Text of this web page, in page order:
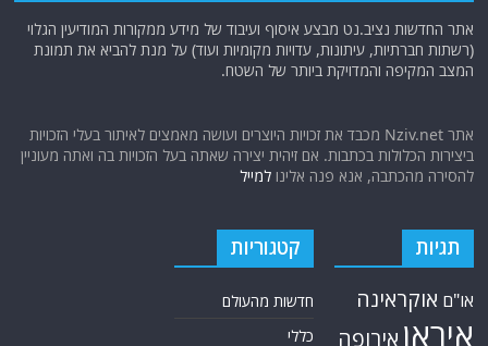
אתר החדשות נציב.נט מבצע איסוף ועיבוד של מידע ממקורות המודיעין הגלוי
(רשתות חברתיות, עיתונות, עדויות מקומיות ועוד) על מנת להביא את תמונת
המצב המקיפה והמדויקת ביותר של השטח.
אתר Nziv.net מכבד את זכויות היוצרים ועושה מאמצים לאיתור בעלי הזכויות
ביצירות הכלולות בכתבות. אם זיהית יצירה שאתה בעל הזכויות בה ואתה מעוניין
להסירה מהכתבה, אנא פנה אלינולמייל
תגיות
או"ם אוקראינה
איראן אירופה
קטגוריות
חדשות מהעולם
כללי